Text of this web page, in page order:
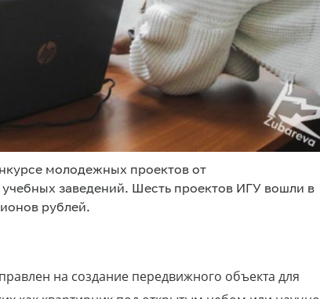
молодежных проектов от
заведений. Шесть проектов ИГУ вошли в
рублей.
на создание передвижного объекта для